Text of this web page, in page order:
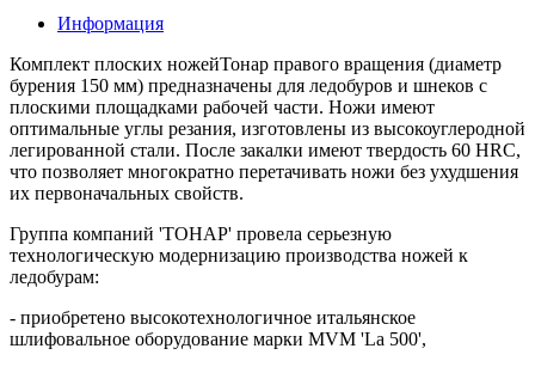
Информация
Комплект плоских ножейТонар правого вращения (диаметр
бурения 150 мм) предназначены для ледобуров и шнеков с
плоскими площадками рабочей части. Ножи имеют
оптимальные углы резания, изготовлены из высокоуглеродной
легированной стали. После закалки имеют твердость 60 HRC,
что позволяет многократно перетачивать ножи без ухудшения
их первоначальных свойств.
Группа компаний 'ТОНАР' провела серьезную
технологическую модернизацию производства ножей к
ледобурам:
- приобретено высокотехнологичное итальянское
шлифовальное оборудование марки MVM 'La 500',